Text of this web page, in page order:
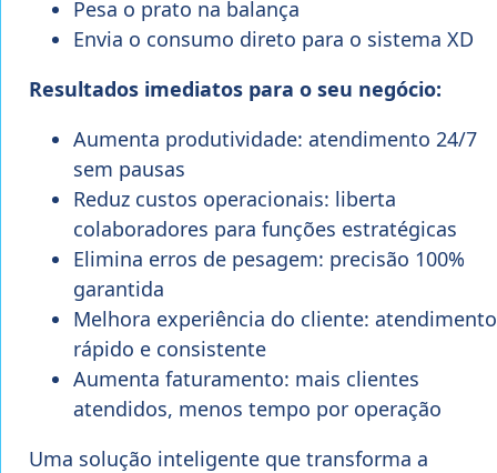
Pesa o prato na balança
Envia o consumo direto para o sistema XD
Resultados imediatos para o seu negócio:
Aumenta produtividade: atendimento 24/7
sem pausas
Reduz custos operacionais: liberta
colaboradores para funções estratégicas
Elimina erros de pesagem: precisão 100%
garantida
Melhora experiência do cliente: atendimento
rápido e consistente
Aumenta faturamento: mais clientes
atendidos, menos tempo por operação
Uma solução inteligente que transforma a